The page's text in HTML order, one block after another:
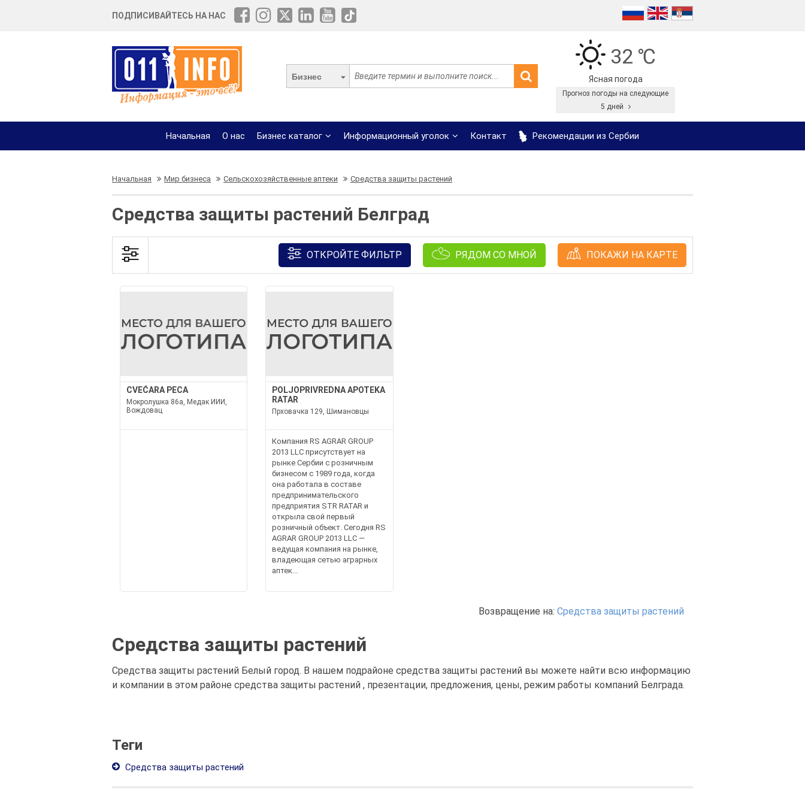
ПОДПИСИВАЙТЕСЬ НА НАС
Бизнес
32 ℃
Ясная погода
Прогноз погоды на следующие
5 дней
Начальная О нас Бизнес каталог Информационный уголок Контакт Рекомендации из Сербии
Начальная Мир бизнеса Сельскохозяйственные аптеки Средства защиты растений
Средства защиты растений Белград
ОТКРОЙТЕ ФИЛЬТР РЯДОМ СО МНОЙ ПОКАЖИ НА КАРТЕ
CVEĆARA PECA
Мокролушка 86а, Медак ИИИ,
Вождовац
POLJOPRIVREDNA APOTEKA
RATAR
Прховачка 129, Шимановцы
Компания RS AGRAR GROUP
2013 LLC присутствует на
рынке Сербии с розничным
бизнесом с 1989 года, когда
она работала в составе
предпринимательского
предприятия STR RATAR и
открыла свой первый
розничный объект. Сегодня RS
AGRAR GROUP 2013 LLC —
ведущая компания на рынке,
владеющая сетью аграрных
аптек...
Возвращение на: Средства защиты растений
Средства защиты растений
Средства защиты растений Белый город. В нашем подрайоне средства защиты растений вы можете найти всю информацию
и компании в этом районе средства защиты растений , презентации, предложения, цены, режим работы компаний Белграда.
Теги
Средства защиты растений